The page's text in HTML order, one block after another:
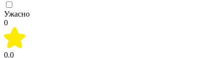
Ужасно
0
0.0